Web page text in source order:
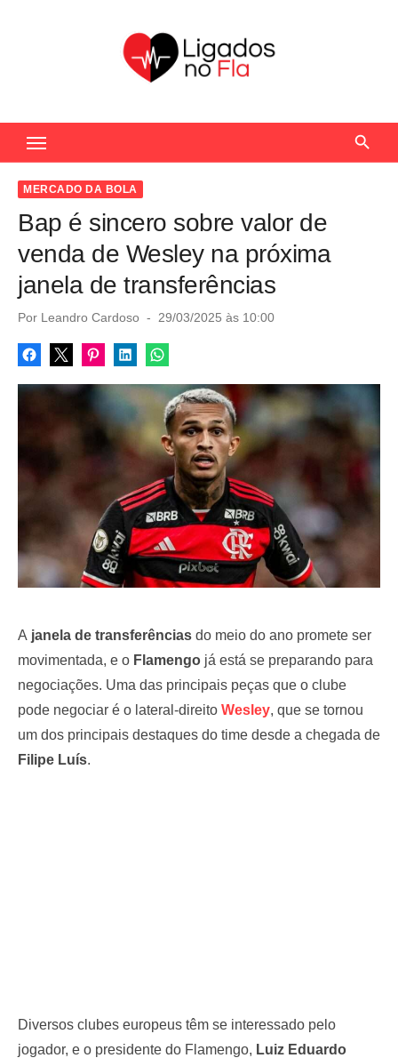
c
MERCADO DA BOLA
Bap é sincero sobre valor de
venda de Wesley na próxima
janela de transferências
Por Leandro Cardoso
P
s
t
d
29/03/2025 às 10:00
A janela de transferências do meio do ano promete ser
movimentada, e o Flamengo já está se preparando para
negociações. Uma das principais peças que o clube
pode negociar é o lateral-direito Wesley, que se tornou
um dos principais destaques do time desde a chegada de
Filipe Luís.
Diversos clubes europeus têm se interessado pelo
jogador, e o presidente do Flamengo, Luiz Eduardo